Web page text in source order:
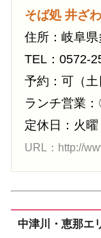
そば処 井ざわ
住所：岐阜
TEL：0572-
予約：可（土
ランチ営業：
定休日：火曜
URL：http://
中津川・恵那エ